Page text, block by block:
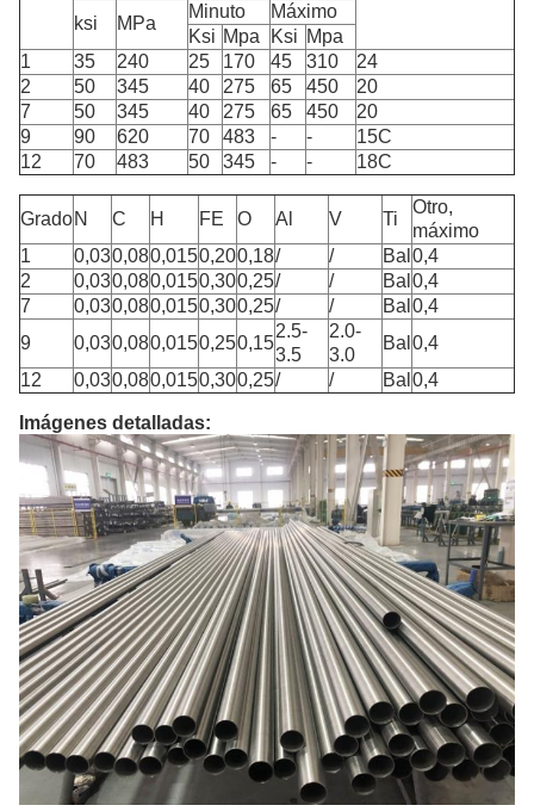
ksi
MPa
Minuto
Máximo
Ksi Mpa Ksi Mpa
1
35 240 25 170 45 310
24
2
50 345 40 275 65 450
20
7
50 345 40 275 65 450
20
9
90 620 70 483 - -
15C
12
70 483 50 345 - - 18C
GradoN C H FE O Al V Ti
Otro,
máximo
1
0,030,080,0150,200,18/ / Bal 0,4
2
0,030,080,0150,300,25/ / Bal 0,4
7
0,030,080,0150,300,25/ / Bal 0,4
9
0,030,080,0150,250,15
2.5-
3.5
2.0-
3.0
Bal 0,4
12
0,030,080,0150,300,25/ / Bal 0,4
Imágenes detalladas: